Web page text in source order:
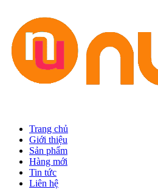
Trang chủ
Giới thiệu
Sản phẩm
Hàng mới
Tin tức
Liên hệ